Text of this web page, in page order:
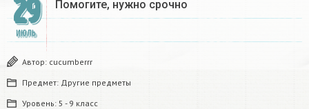
29
ИЮЛЬ
Помогите, нужно срочно ​
Автор: cucumberrr
Предмет: Другие предметы
Уровень: 5 - 9 класс